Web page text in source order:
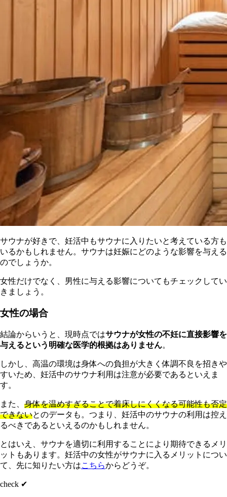
サウナが好きで、妊活中もサウナに入りたいと考えている方も
いるかもしれません。サウナは妊娠にどのような影響を与える
のでしょうか。
女性だけでなく、男性に与える影響についてもチェックしてい
きましょう。
女性の場合
結論からいうと、現時点ではサウナが女性の不妊に直接影響を
与えるという明確な医学的根拠はありません。
しかし、高温の環境は身体への負担が大きく体調不良を招きや
すいため、妊活中のサウナ利用は注意が必要であるといえま
す。
また、 身体を温めすぎることで着床しにくくなる可能性も否定
できないとのデータも。つまり、妊活中のサウナの利用は控え
るべきであるといえるのかもしれません。
とはいえ、サウナを適切に利用することにより期待できるメリ
ットもあります。妊活中の女性がサウナに入るメリットについ
て、先に知りたい方はこちらからどうぞ。
check ✔︎